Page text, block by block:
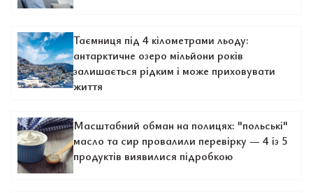
Таємниця під 4 кілометрами льоду:
антарктичне озеро мільйони років
залишається рідким і може приховувати
життя
Масштабний обман на полицях: "польські"
масло та сир провалили перевірку — 4 із 5
продуктів виявилися підробкою